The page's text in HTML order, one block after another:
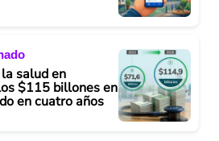
salud en
$115 billones en
en cuatro años